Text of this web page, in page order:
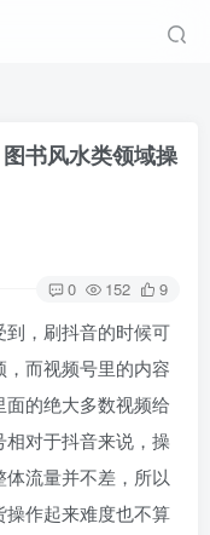
书风水类领域操
0 152 9
，刷抖音的时候可
而视频号里的内容
的绝大多数视频给
对于抖音来说，操
流量并不差，所以
作起来难度也不算